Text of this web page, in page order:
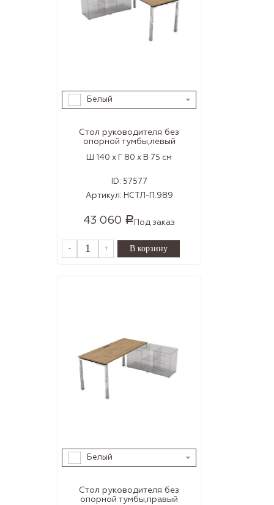
Белый
Стол руководителя без
опорной тумбы,левый
Ш 140 x Г 80 x В 75 см
ID: 57577
Артикул: НСТЛ-П.989
43 060 Р Под заказ
- +
Белый
Стол руководителя без
опорной тумбы,правый